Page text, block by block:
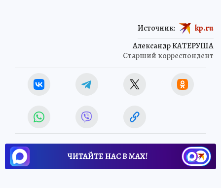
Александр КАТЕРУША
Старший корреспондент
Источник: kp.ru
ЧИТАЙТЕ НАС В МАХ!